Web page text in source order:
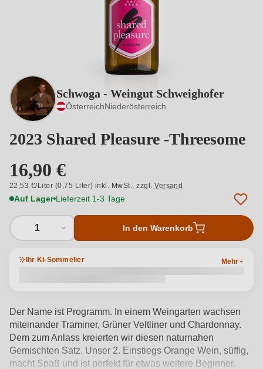
Schwoga - Weingut Schweighofer
ÖsterreichNiederösterreich
2023 Shared Pleasure -Threesome
16,90 €
22,53 €/Liter (0,75 Liter) inkl. MwSt.,zzgl.Versand
Auf Lager Lieferzeit 1-3 Tage
1 In den Warenkorb
Ihr KI-Sommelier Mehr
Der Name ist Programm. In einem Weingarten wachsen
miteinander Traminer, Grüner Veltliner und Chardonnay.
Dem zum Anlass kreierten wir diesen naturnahen
Gemischten Satz. Unser 2. Einstiegs Orange Wein, süffig,
macht Spaß und ist perfekt für etwas weitere Beginner.